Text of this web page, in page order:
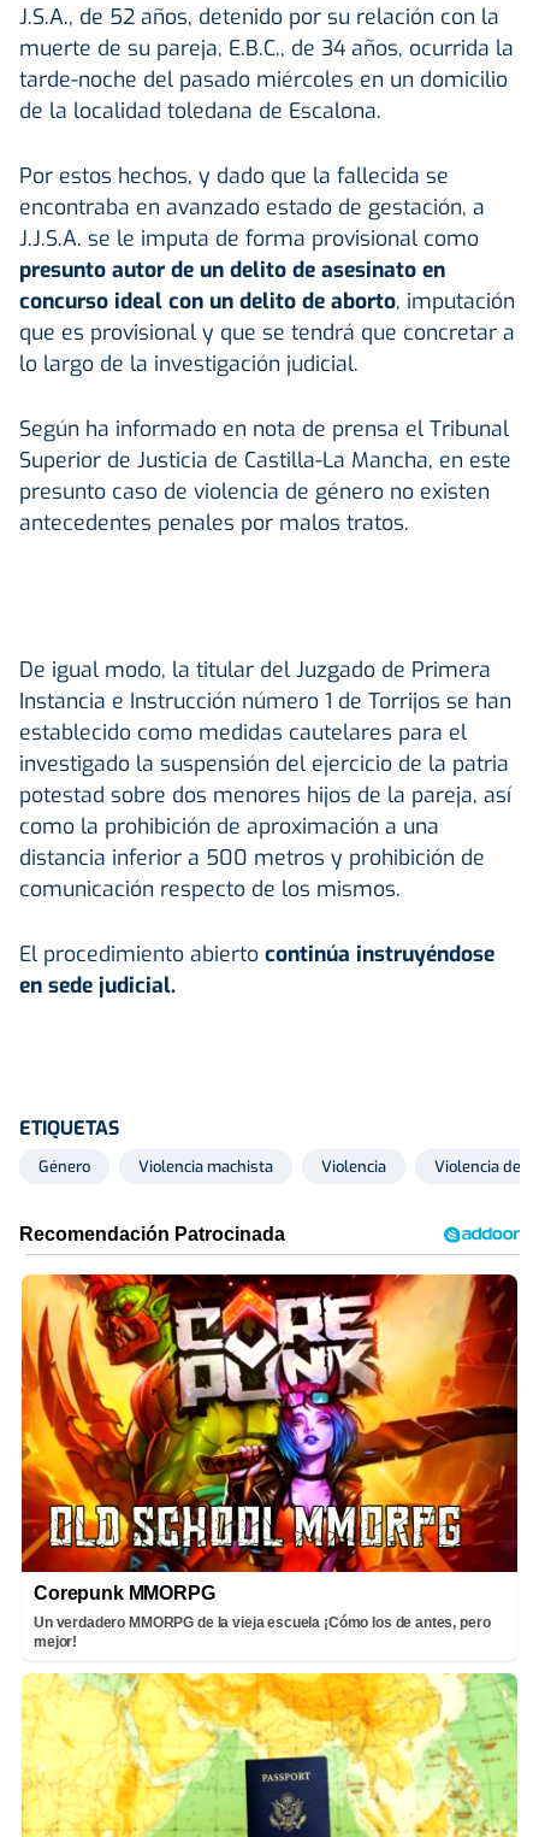
J.S.A., de 52 años, detenido por su relación con la
muerte de su pareja, E.B.C., de 34 años, ocurrida la
tarde-noche del pasado miércoles en un domicilio
de la localidad toledana de Escalona.
Por estos hechos, y dado que la fallecida se
encontraba en avanzado estado de gestación, a
J.J.S.A. se le imputa de forma provisional como
presunto autor de un delito de asesinato en
concurso ideal con un delito de aborto, imputación
que es provisional y que se tendrá que concretar a
lo largo de la investigación judicial.
Según ha informado en nota de prensa el Tribunal
Superior de Justicia de Castilla-La Mancha, en este
presunto caso de violencia de género no existen
antecedentes penales por malos tratos.
De igual modo, la titular del Juzgado de Primera
Instancia e Instrucción número 1 de Torrijos se han
establecido como medidas cautelares para el
investigado la suspensión del ejercicio de la patria
potestad sobre dos menores hijos de la pareja, así
como la prohibición de aproximación a una
distancia inferior a 500 metros y prohibición de
comunicación respecto de los mismos.
El procedimiento abierto continúa instruyéndose
en sede judicial.
ETIQUETAS
Género Violencia machista Violencia Violencia de
Corepunk MMORPG
Un verdadero MMORPG de la vieja escuela ¡Cómo los de antes, pero
mejor!